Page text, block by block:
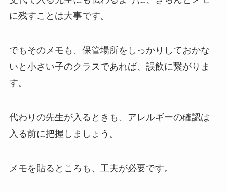
に残すことは大事です。
でもそのメモも、保管場所をしっかりしておかな
いと小さい子のクラスであれば、誤飲に繋がりま
す。
代わりの先生が入るときも、アレルギーの確認は
入る前に把握しましょう。
メモを貼るところも、工夫が必要です。